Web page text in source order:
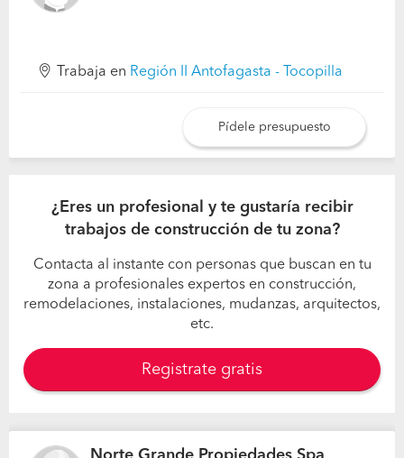
Trabaja en Región II Antofagasta - Tocopilla
Pídele presupuesto
¿Eres un profesional y te gustaría recibir
trabajos de construcción de tu zona?
Contacta al instante con personas que buscan en tu
zona a profesionales expertos en construcción,
remodelaciones, instalaciones, mudanzas, arquitectos,
etc.
Registrate gratis